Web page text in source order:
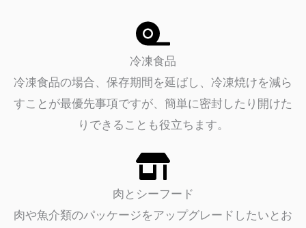
冷凍食品
冷凍食品の場合、保存期間を延ばし、冷凍焼けを減ら
すことが最優先事項ですが、簡単に密封したり開けた
りできることも役立ちます。
肉とシーフード
肉や魚介類のパッケージをアップグレードしたいとお